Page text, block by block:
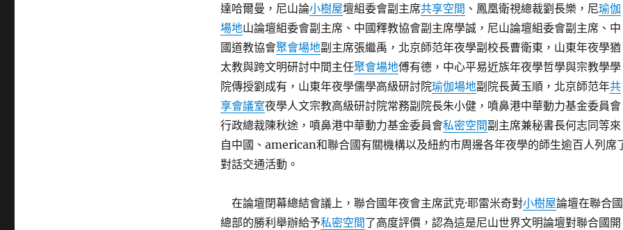
達哈爾曼，尼山論小樹屋壇組委會副主席共享空間 、鳳凰衛視總裁劉長樂，尼瑜伽
場地山論壇組委會副主席、中國釋教協會副主席學誠，尼山論壇組委會副主席、中
國道教協會聚會場地副主席張繼禹，北京師范年夜學副校長曹衛東，山東年夜學猶
太教與跨文明研討中間主任聚會場地傅有德，中心平易近族年夜學哲學與宗教學學
院傳授劉成有，山東年夜學儒學高級研討院瑜伽場地副院長黃玉順，北京師范年共
享會議室夜學人文宗教高級研討院常務副院長朱小健，噴鼻港中華動力基金委員會
行政總裁陳秋途，噴鼻港中華動力基金委員會私密空間副主席兼秘書長何志同等來
自中國、american和聯合國有關機構以及紐約市周邊各年夜學的師生逾百人列席
對話交通活動。
在論壇閉幕總結會議上，聯合國年夜會主席武克·耶雷米奇對小樹屋論壇在聯合國
總部的勝利舉辦給予私密空間了高度評價，認為這是尼山世界文明論壇對聯合國開